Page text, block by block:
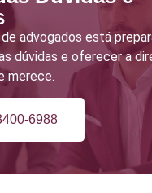
advogados está
dúvidas e oferecer a
merece.
6988